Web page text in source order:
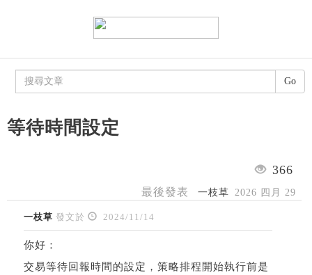
等待時間設定
366
最後發表 一枝草 2026 四月 29
一枝草 發文於 2024/11/14
你好：
交易等待回報時間的設定，策略排程開始執行前是
Go